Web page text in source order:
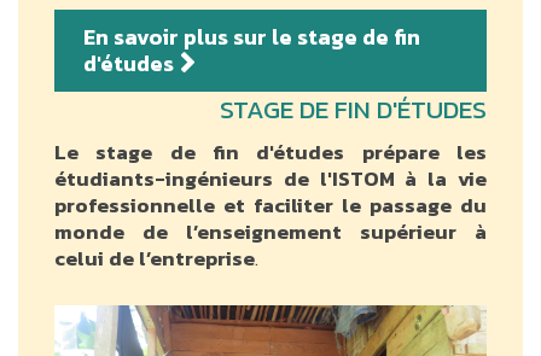
En savoir plus sur le stage de fin
d'études
STAGE DE FIN D'ÉTUDES
Le stage de fin d'études prépare les
étudiants-ingénieurs de l'ISTOM à la vie
professionnelle et faciliter le passage du
monde de l’enseignement supérieur à
celui de l’entreprise.